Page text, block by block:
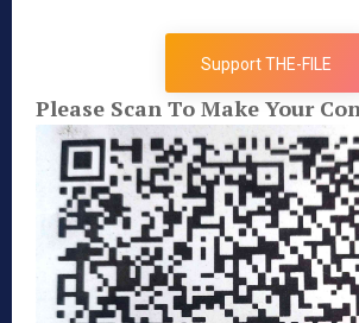
Support THE-FILE
Please Scan To Make Your